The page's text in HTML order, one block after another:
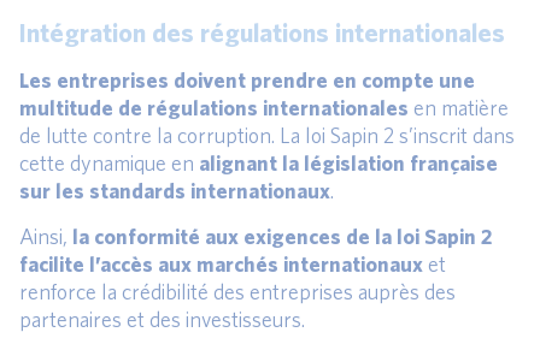
Intégration des régulations internationales
Les entreprises doivent prendre en compte une
multitude de régulations internationales en matière
de lutte contre la corruption. La loi Sapin 2 s’inscrit dans
cette dynamique en alignant la législation française
sur les standards internationaux.
Ainsi, la conformité aux exigences de la loi Sapin 2
facilite l’accès aux marchés internationaux et
renforce la crédibilité des entreprises auprès des
partenaires et des investisseurs.